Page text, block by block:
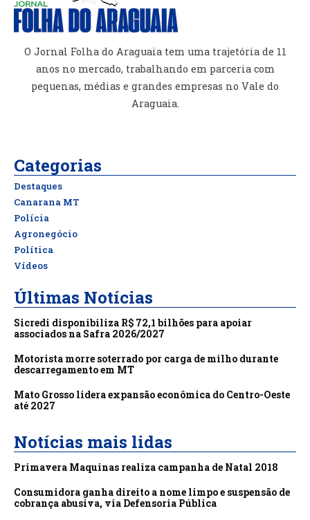
O Jornal Folha do Araguaia tem uma trajetória de 11
anos no mercado, trabalhando em parceria com
pequenas, médias e grandes empresas no Vale do
Araguaia.
Categorias
Destaques
Canarana MT
Polícia
Agronegócio
Política
Vídeos
Últimas Notícias
Sicredi disponibiliza R$ 72,1 bilhões para apoiar
associados na Safra 2026/2027
Motorista morre soterrado por carga de milho durante
descarregamento em MT
Mato Grosso lidera expansão econômica do Centro-Oeste
até 2027
Notícias mais lidas
Primavera Maquinas realiza campanha de Natal 2018
Consumidora ganha direito a nome limpo e suspensão de
cobrança abusiva, via Defensoria Pública